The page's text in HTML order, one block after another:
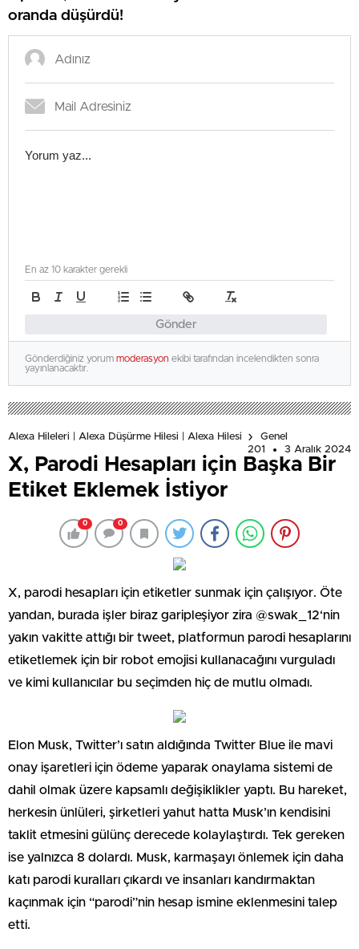
oranda düşürdü!
Gönder
En az 10 karakter gerekli
Gönderdiğiniz yorum moderasyon ekibi tarafından incelendikten sonra
yayınlanacaktır.
Alexa Hileleri | Alexa Düşürme Hilesi | Alexa Hilesi
Genel
201
3 Aralık 2024
X, Parodi Hesapları için Başka Bir
Etiket Eklemek İstiyor
0 0
X, parodi hesapları için etiketler sunmak için çalışıyor. Öte
yandan, burada işler biraz garipleşiyor zira @swak_12‘nin
yakın vakitte attığı bir tweet, platformun parodi hesaplarını
etiketlemek için bir robot emojisi kullanacağını vurguladı
ve kimi kullanıcılar bu seçimden hiç de mutlu olmadı.
Elon Musk, Twitter’ı satın aldığında Twitter Blue ile mavi
onay işaretleri için ödeme yaparak onaylama sistemi de
dahil olmak üzere kapsamlı değişiklikler yaptı. Bu hareket,
herkesin ünlüleri, şirketleri yahut hatta Musk’ın kendisini
taklit etmesini gülünç derecede kolaylaştırdı. Tek gereken
ise yalnızca 8 dolardı. Musk, karmaşayı önlemek için daha
katı parodi kuralları çıkardı ve insanları kandırmaktan
kaçınmak için “parodi”nin hesap ismine eklenmesini talep
etti.